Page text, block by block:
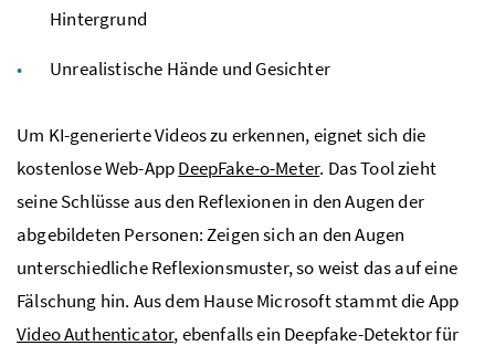
Hintergrund
Unrealistische Hände und Gesichter
Um KI-generierte Videos zu erkennen, eignet sich die
kostenlose Web-AppDeepFake-o-Meter. Das Tool zieht
seine Schlüsse aus den Reflexionen in den Augen der
abgebildeten Personen: Zeigen sich an den Augen
unterschiedliche Reflexionsmuster, so weist das auf eine
Fälschung hin. Aus dem Hause Microsoft stammt die App
Video Authenticator, ebenfalls ein Deepfake-Detektor für